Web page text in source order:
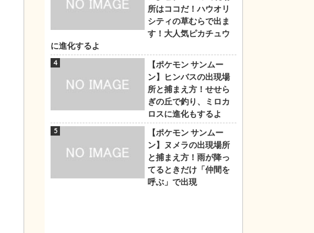
所はココだ！ハウオリ
シティの草むらで出ま
す！大人気ピカチュウ
に進化するよ
【ポケモン サンムー
ン】ヒンバスの出現場
所と捕まえ方！せせら
ぎの丘で釣り、ミロカ
ロスに進化もするよ
【ポケモン サンムー
ン】ヌメラの出現場所
と捕まえ方！雨が降っ
てるときだけ「仲間を
呼ぶ」で出現